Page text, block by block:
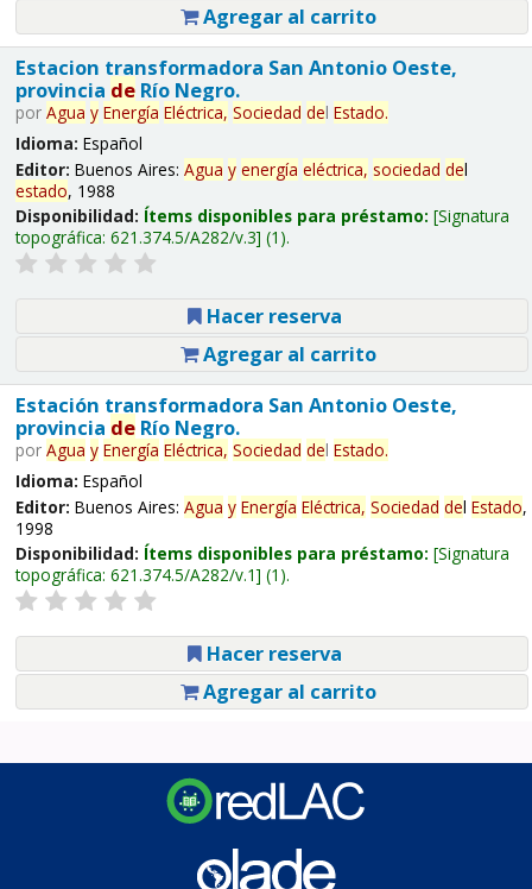
Agregar al carrito
Estacion transformadora San Antonio Oeste,
provincia deRío Negro.
por Agua y Energía Eléctrica, Sociedad del Estado.
Idioma: Español
Editor: Buenos Aires: Agua y energía eléctrica, sociedad del
estado, 1988
Disponibilidad: Ítems disponibles para préstamo: Signatura
topográfica: 621.374.5/A282/v.3 (1).
Hacer reserva
Agregar al carrito
Estación transformadora San Antonio Oeste,
provincia deRío Negro.
por Agua y Energía Eléctrica, Sociedad del Estado.
Idioma: Español
Editor: Buenos Aires: Agua y Energía Eléctrica, Sociedad del Estado,
1998
Disponibilidad: Ítems disponibles para préstamo: Signatura
topográfica: 621.374.5/A282/v.1 (1).
Hacer reserva
Agregar al carrito